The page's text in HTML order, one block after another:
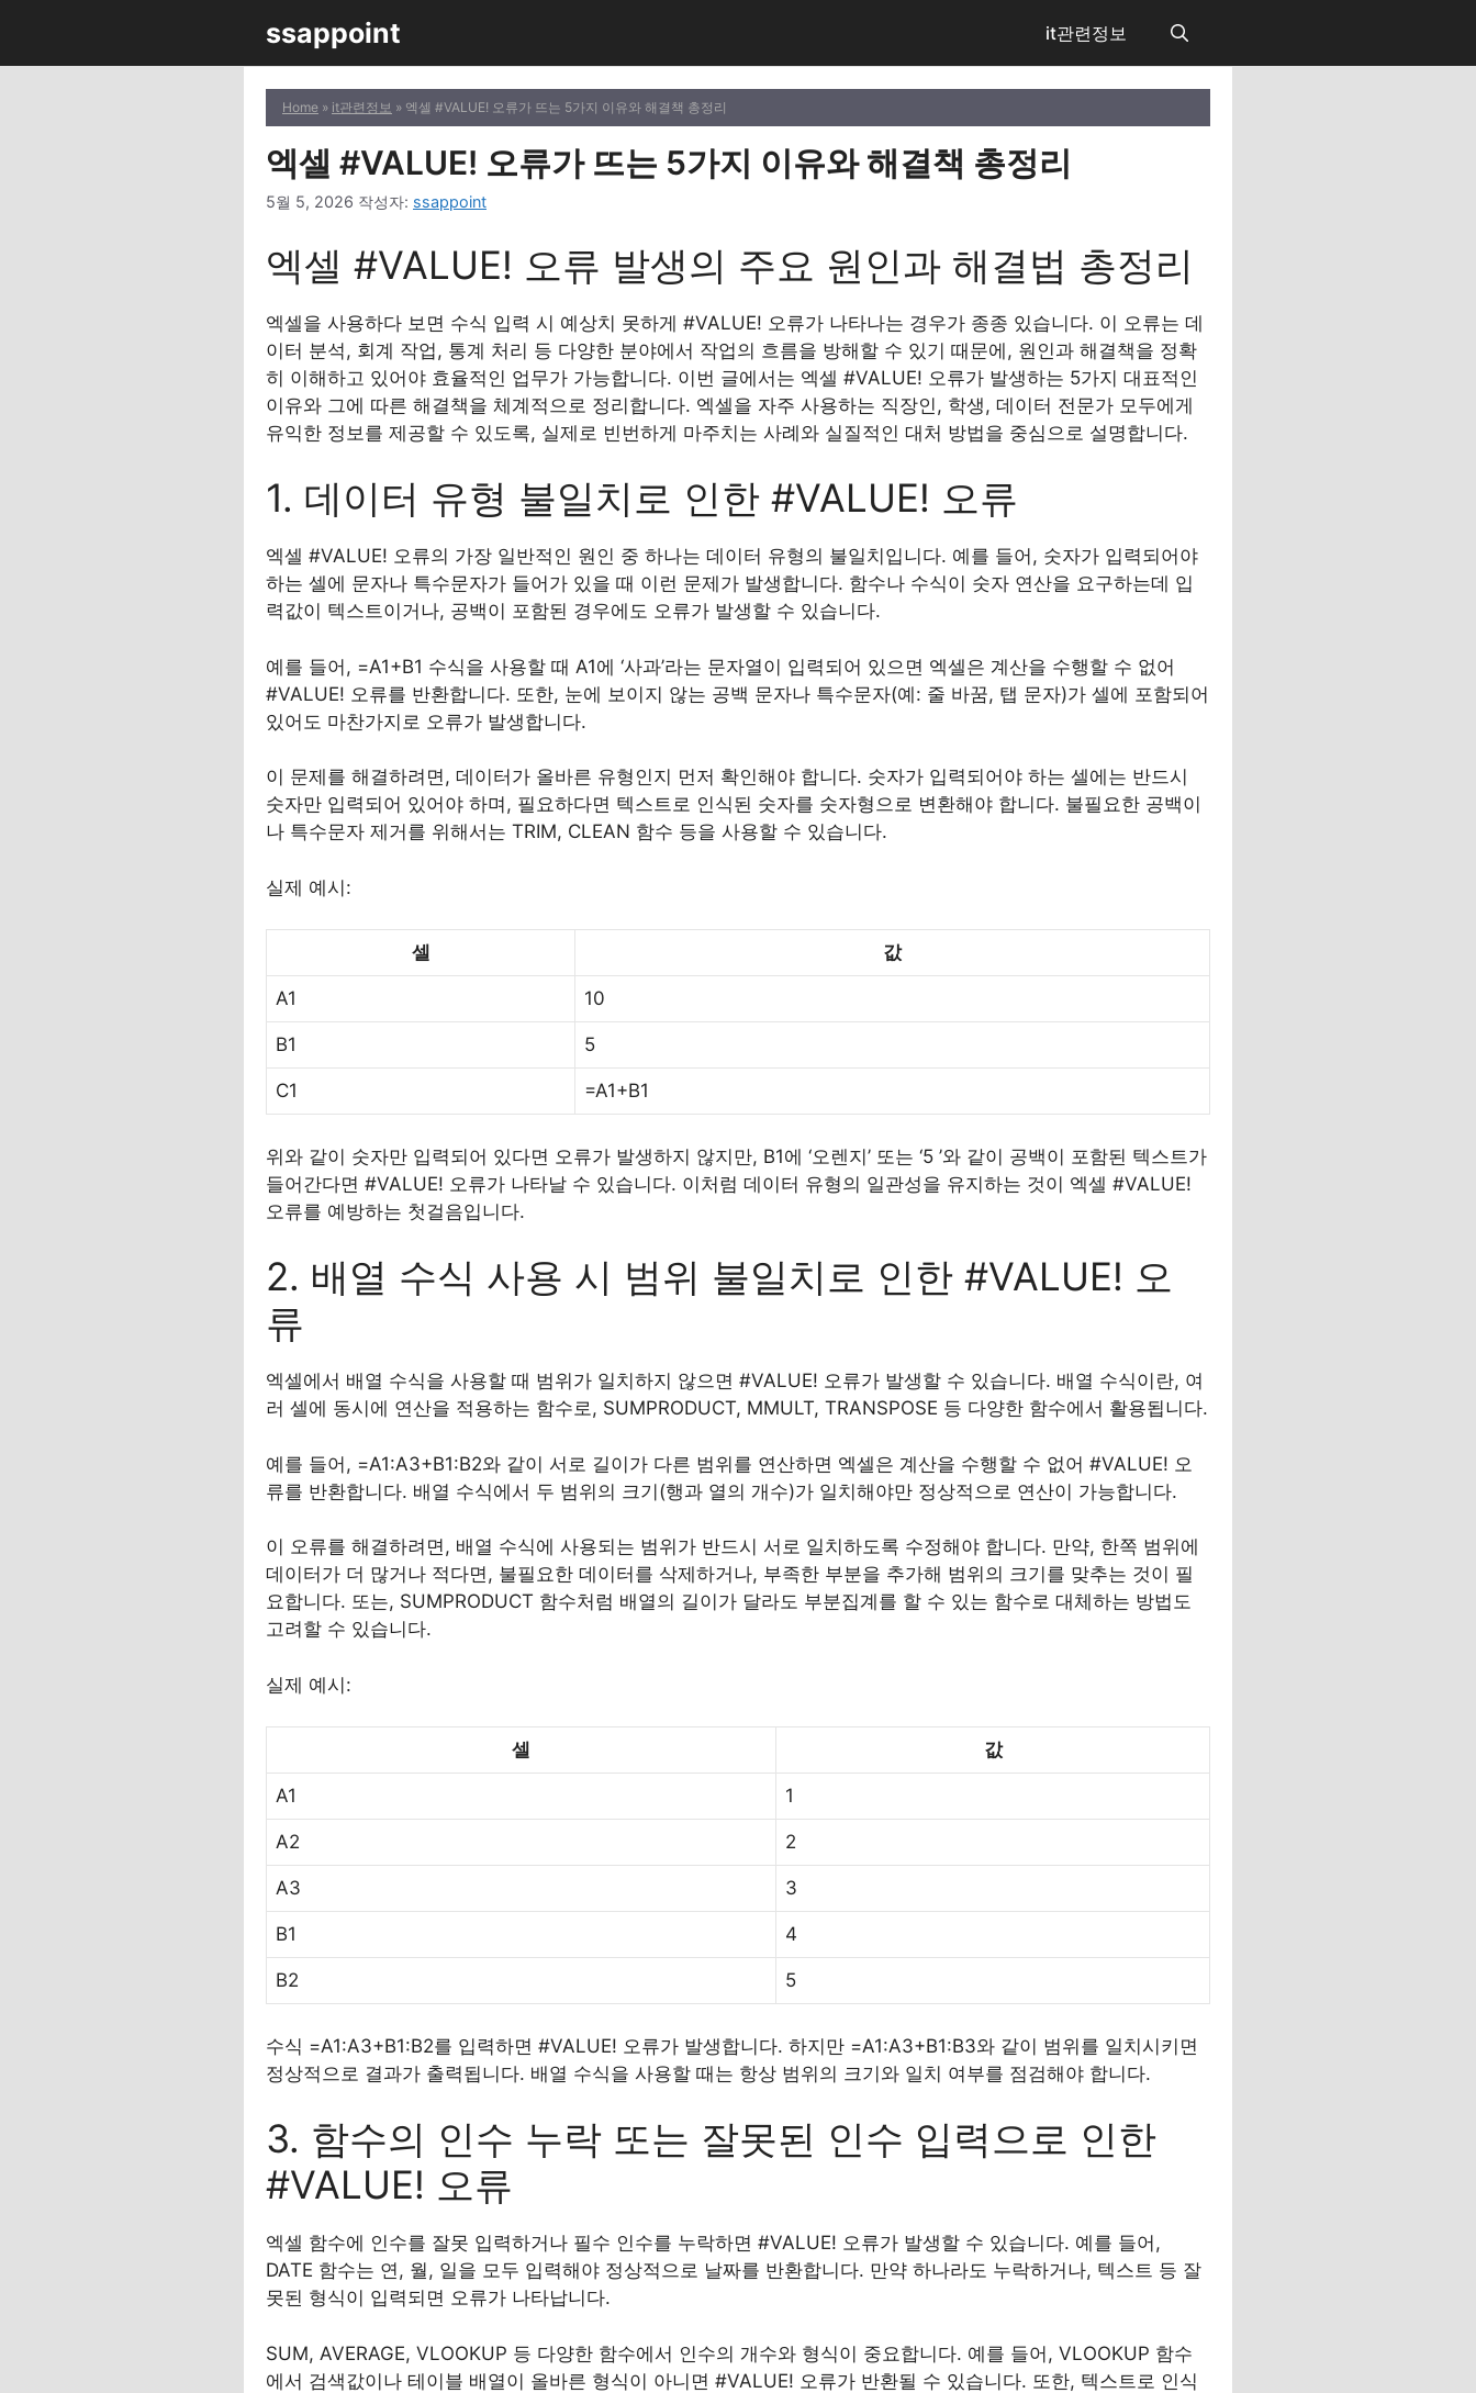
츠
ssappoint it관련정보
Home » it관련정보 » 엑셀 #VALUE! 오류가 뜨는 5가지 이유와 해결책 총정리
엑셀 #VALUE! 오류가 뜨는 5가지 이유와 해결책 총정리
5월 5, 2026 작성자: ssappoint
엑셀 #VALUE! 오류 발생의 주요 원인과 해결법 총정리
엑셀을 사용하다 보면 수식 입력 시 예상치 못하게 #VALUE! 오류가 나타나는 경우가 종종 있습니다. 이 오류는 데
이터 분석, 회계 작업, 통계 처리 등 다양한 분야에서 작업의 흐름을 방해할 수 있기 때문에, 원인과 해결책을 정확
히 이해하고 있어야 효율적인 업무가 가능합니다. 이번 글에서는 엑셀 #VALUE! 오류가 발생하는 5가지 대표적인
이유와 그에 따른 해결책을 체계적으로 정리합니다. 엑셀을 자주 사용하는 직장인, 학생, 데이터 전문가 모두에게
유익한 정보를 제공할 수 있도록, 실제로 빈번하게 마주치는 사례와 실질적인 대처 방법을 중심으로 설명합니다.
1. 데이터 유형 불일치로 인한 #VALUE! 오류
엑셀 #VALUE! 오류의 가장 일반적인 원인 중 하나는 데이터 유형의 불일치입니다. 예를 들어, 숫자가 입력되어야
하는 셀에 문자나 특수문자가 들어가 있을 때 이런 문제가 발생합니다. 함수나 수식이 숫자 연산을 요구하는데 입
력값이 텍스트이거나, 공백이 포함된 경우에도 오류가 발생할 수 있습니다.
예를 들어, =A1+B1 수식을 사용할 때 A1에 ‘사과’라는 문자열이 입력되어 있으면 엑셀은 계산을 수행할 수 없어
#VALUE! 오류를 반환합니다. 또한, 눈에 보이지 않는 공백 문자나 특수문자(예: 줄 바꿈, 탭 문자)가 셀에 포함되어
있어도 마찬가지로 오류가 발생합니다.
이 문제를 해결하려면, 데이터가 올바른 유형인지 먼저 확인해야 합니다. 숫자가 입력되어야 하는 셀에는 반드시
숫자만 입력되어 있어야 하며, 필요하다면 텍스트로 인식된 숫자를 숫자형으로 변환해야 합니다. 불필요한 공백이
나 특수문자 제거를 위해서는 TRIM, CLEAN 함수 등을 사용할 수 있습니다.
실제 예시:
셀 값
A1 10
B1 5
C1 =A1+B1
위와 같이 숫자만 입력되어 있다면 오류가 발생하지 않지만, B1에 ‘오렌지’ 또는 ‘5 ’와 같이 공백이 포함된 텍스트가
들어간다면 #VALUE! 오류가 나타날 수 있습니다. 이처럼 데이터 유형의 일관성을 유지하는 것이 엑셀 #VALUE!
오류를 예방하는 첫걸음입니다.
2. 배열 수식 사용 시 범위 불일치로 인한 #VALUE! 오
류
엑셀에서 배열 수식을 사용할 때 범위가 일치하지 않으면 #VALUE! 오류가 발생할 수 있습니다. 배열 수식이란, 여
러 셀에 동시에 연산을 적용하는 함수로, SUMPRODUCT, MMULT, TRANSPOSE 등 다양한 함수에서 활용됩니다.
예를 들어, =A1:A3+B1:B2와 같이 서로 길이가 다른 범위를 연산하면 엑셀은 계산을 수행할 수 없어 #VALUE! 오
류를 반환합니다. 배열 수식에서 두 범위의 크기(행과 열의 개수)가 일치해야만 정상적으로 연산이 가능합니다.
이 오류를 해결하려면, 배열 수식에 사용되는 범위가 반드시 서로 일치하도록 수정해야 합니다. 만약, 한쪽 범위에
데이터가 더 많거나 적다면, 불필요한 데이터를 삭제하거나, 부족한 부분을 추가해 범위의 크기를 맞추는 것이 필
요합니다. 또는, SUMPRODUCT 함수처럼 배열의 길이가 달라도 부분집계를 할 수 있는 함수로 대체하는 방법도
고려할 수 있습니다.
실제 예시:
셀 값
A1 1
A2 2
A3 3
B1 4
B2 5
수식 =A1:A3+B1:B2를 입력하면 #VALUE! 오류가 발생합니다. 하지만 =A1:A3+B1:B3와 같이 범위를 일치시키면
정상적으로 결과가 출력됩니다. 배열 수식을 사용할 때는 항상 범위의 크기와 일치 여부를 점검해야 합니다.
3. 함수의 인수 누락 또는 잘못된 인수 입력으로 인한
#VALUE! 오류
엑셀 함수에 인수를 잘못 입력하거나 필수 인수를 누락하면 #VALUE! 오류가 발생할 수 있습니다. 예를 들어,
DATE 함수는 연, 월, 일을 모두 입력해야 정상적으로 날짜를 반환합니다. 만약 하나라도 누락하거나, 텍스트 등 잘
못된 형식이 입력되면 오류가 나타납니다.
SUM, AVERAGE, VLOOKUP 등 다양한 함수에서 인수의 개수와 형식이 중요합니다. 예를 들어, VLOOKUP 함수
에서 검색값이나 테이블 배열이 올바른 형식이 아니면 #VALUE! 오류가 반환될 수 있습니다. 또한, 텍스트로 인식